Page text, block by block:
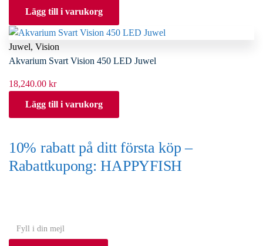
Lägg till i varukorg
Juwel, Vision
Akvarium Svart Vision 450 LED Juwel
18,240.00 kr
Lägg till i varukorg
10% rabatt på ditt första köp –
Rabattkupong: HAPPYFISH
o